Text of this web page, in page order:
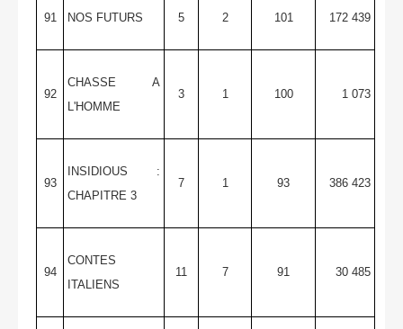
91 NOS FUTURS 5 2 101 172 439
92
CHASSE A
L'HOMME
3 1 100 1 073
93
INSIDIOUS :
CHAPITRE 3
7 1 93 386 423
94
CONTES
ITALIENS
11 7 91 30 485